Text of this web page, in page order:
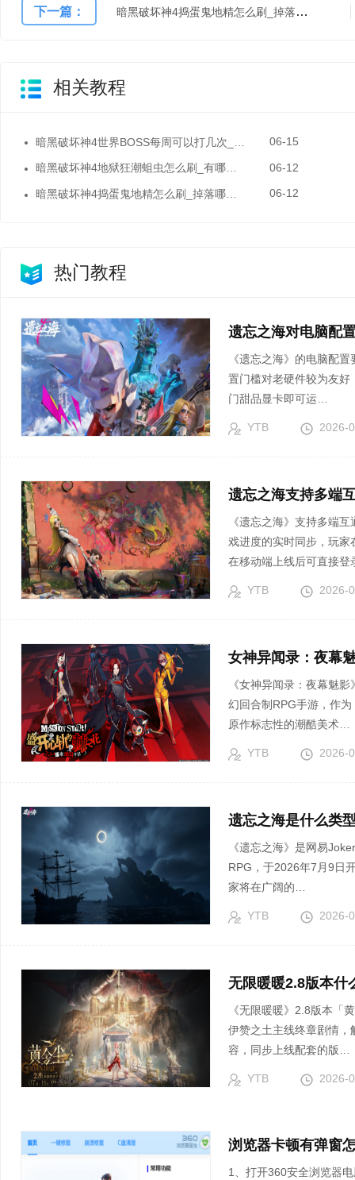
下一篇： 暗黑破坏神4捣蛋鬼地精怎么刷_掉落哪些奖励
相关教程
暗黑破坏神4世界BOSS每周可以打几次_有哪些奖励 06-15
暗黑破坏神4地狱狂潮蛆虫怎么刷_有哪些掉落奖励 06-12
暗黑破坏神4捣蛋鬼地精怎么刷_掉落哪些奖励 06-12
热门教程
遗忘之海对电脑配
《遗忘之海》的电脑配
置门槛对老硬件较为友
门甜品显卡即可运…
YTB 2026-
遗忘之海支持多端
《遗忘之海》支持多端
戏进度的实时同步，玩家
在移动端上线后可直接
YTB 2026-
女神异闻录：夜幕
《女神异闻录：夜幕魅
幻回合制RPG手游，作
原作标志性的潮酷美术…
YTB 2026-
遗忘之海是什么类
《遗忘之海》是网易
RPG，于2026年7月9日
家将在广阔的…
YTB 2026-
无限暖暖2.8版本什
《无限暖暖》2.8版本「
伊赞之土主线终章剧情
容，同步上线配套的版…
YTB 2026-
浏览器卡顿有弹窗
1、打开360安全浏览器